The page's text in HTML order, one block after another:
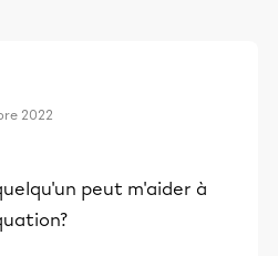
2022
peut m'aider à